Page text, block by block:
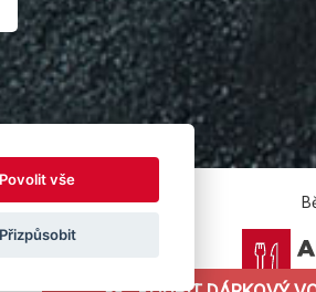
Povolit vše